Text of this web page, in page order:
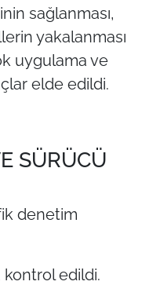
sağlanması,
yakalanması
uygulama ve
elde edildi.
SÜRÜCÜ
denetim
kontrol edildi.